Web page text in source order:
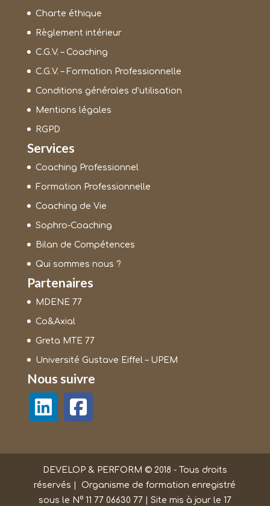
Charte éthique
Règlement intérieur
C.G.V. – Coaching
C.G.V. – Formation Professionnelle
Conditions générales d’utilisation
Mentions légales
RGPD
Services
Coaching Professionnel
Formation Professionnelle
Coaching de Vie
Sophro-Coaching
Bilan de Compétences
Qui sommes nous ?
Partenaires
MDENE 77
Co&Axial
Greta MTE 77
Université Gustave Eiffel – UPEM
Nous suivre
DEVELOP & PERFORM © 2018 - Tous droits
réservés | Organisme de formation enregistré
sous le N° 11 77 06630 77 | Site mis à jour le 17